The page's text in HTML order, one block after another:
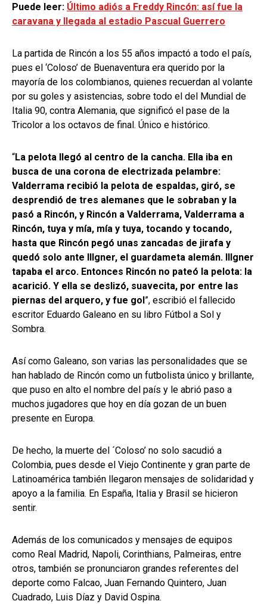
Puede leer: Último adiós a Freddy Rincón: así fue la
caravana y llegada al estadio Pascual Guerrero
La partida de Rincón a los 55 años impactó a todo el país,
pues el ‘Coloso’ de Buenaventura era querido por la
mayoría de los colombianos, quienes recuerdan al volante
por su goles y asistencias, sobre todo el del Mundial de
Italia 90, contra Alemania, que significó el pase de la
Tricolor a los octavos de final. Único e histórico.
“La pelota llegó al centro de la cancha. Ella iba en
busca de una corona de electrizada pelambre:
Valderrama recibió la pelota de espaldas, giró, se
desprendió de tres alemanes que le sobraban y la
pasó a Rincón, y Rincón a Valderrama, Valderrama a
Rincón, tuya y mía, mía y tuya, tocando y tocando,
hasta que Rincón pegó unas zancadas de jirafa y
quedó solo ante Illgner, el guardameta alemán. Illgner
tapaba el arco. Entonces Rincón no pateó la pelota: la
acarició. Y ella se deslizó, suavecita, por entre las
piernas del arquero, y fue gol”, escribió el fallecido
escritor Eduardo Galeano en su libro Fútbol a Sol y
Sombra.
Así como Galeano, son varias las personalidades que se
han hablado de Rincón como un futbolista único y brillante,
que puso en alto el nombre del país y le abrió paso a
muchos jugadores que hoy en día gozan de un buen
presente en Europa.
De hecho, la muerte del ´Coloso’ no solo sacudió a
Colombia, pues desde el Viejo Continente y gran parte de
Latinoamérica también llegaron mensajes de solidaridad y
apoyo a la familia. En España, Italia y Brasil se hicieron
sentir.
Además de los comunicados y mensajes de equipos
como Real Madrid, Napoli, Corinthians, Palmeiras, entre
otros, también se pronunciaron grandes referentes del
deporte como Falcao, Juan Fernando Quintero, Juan
Cuadrado, Luis Díaz y David Ospina.